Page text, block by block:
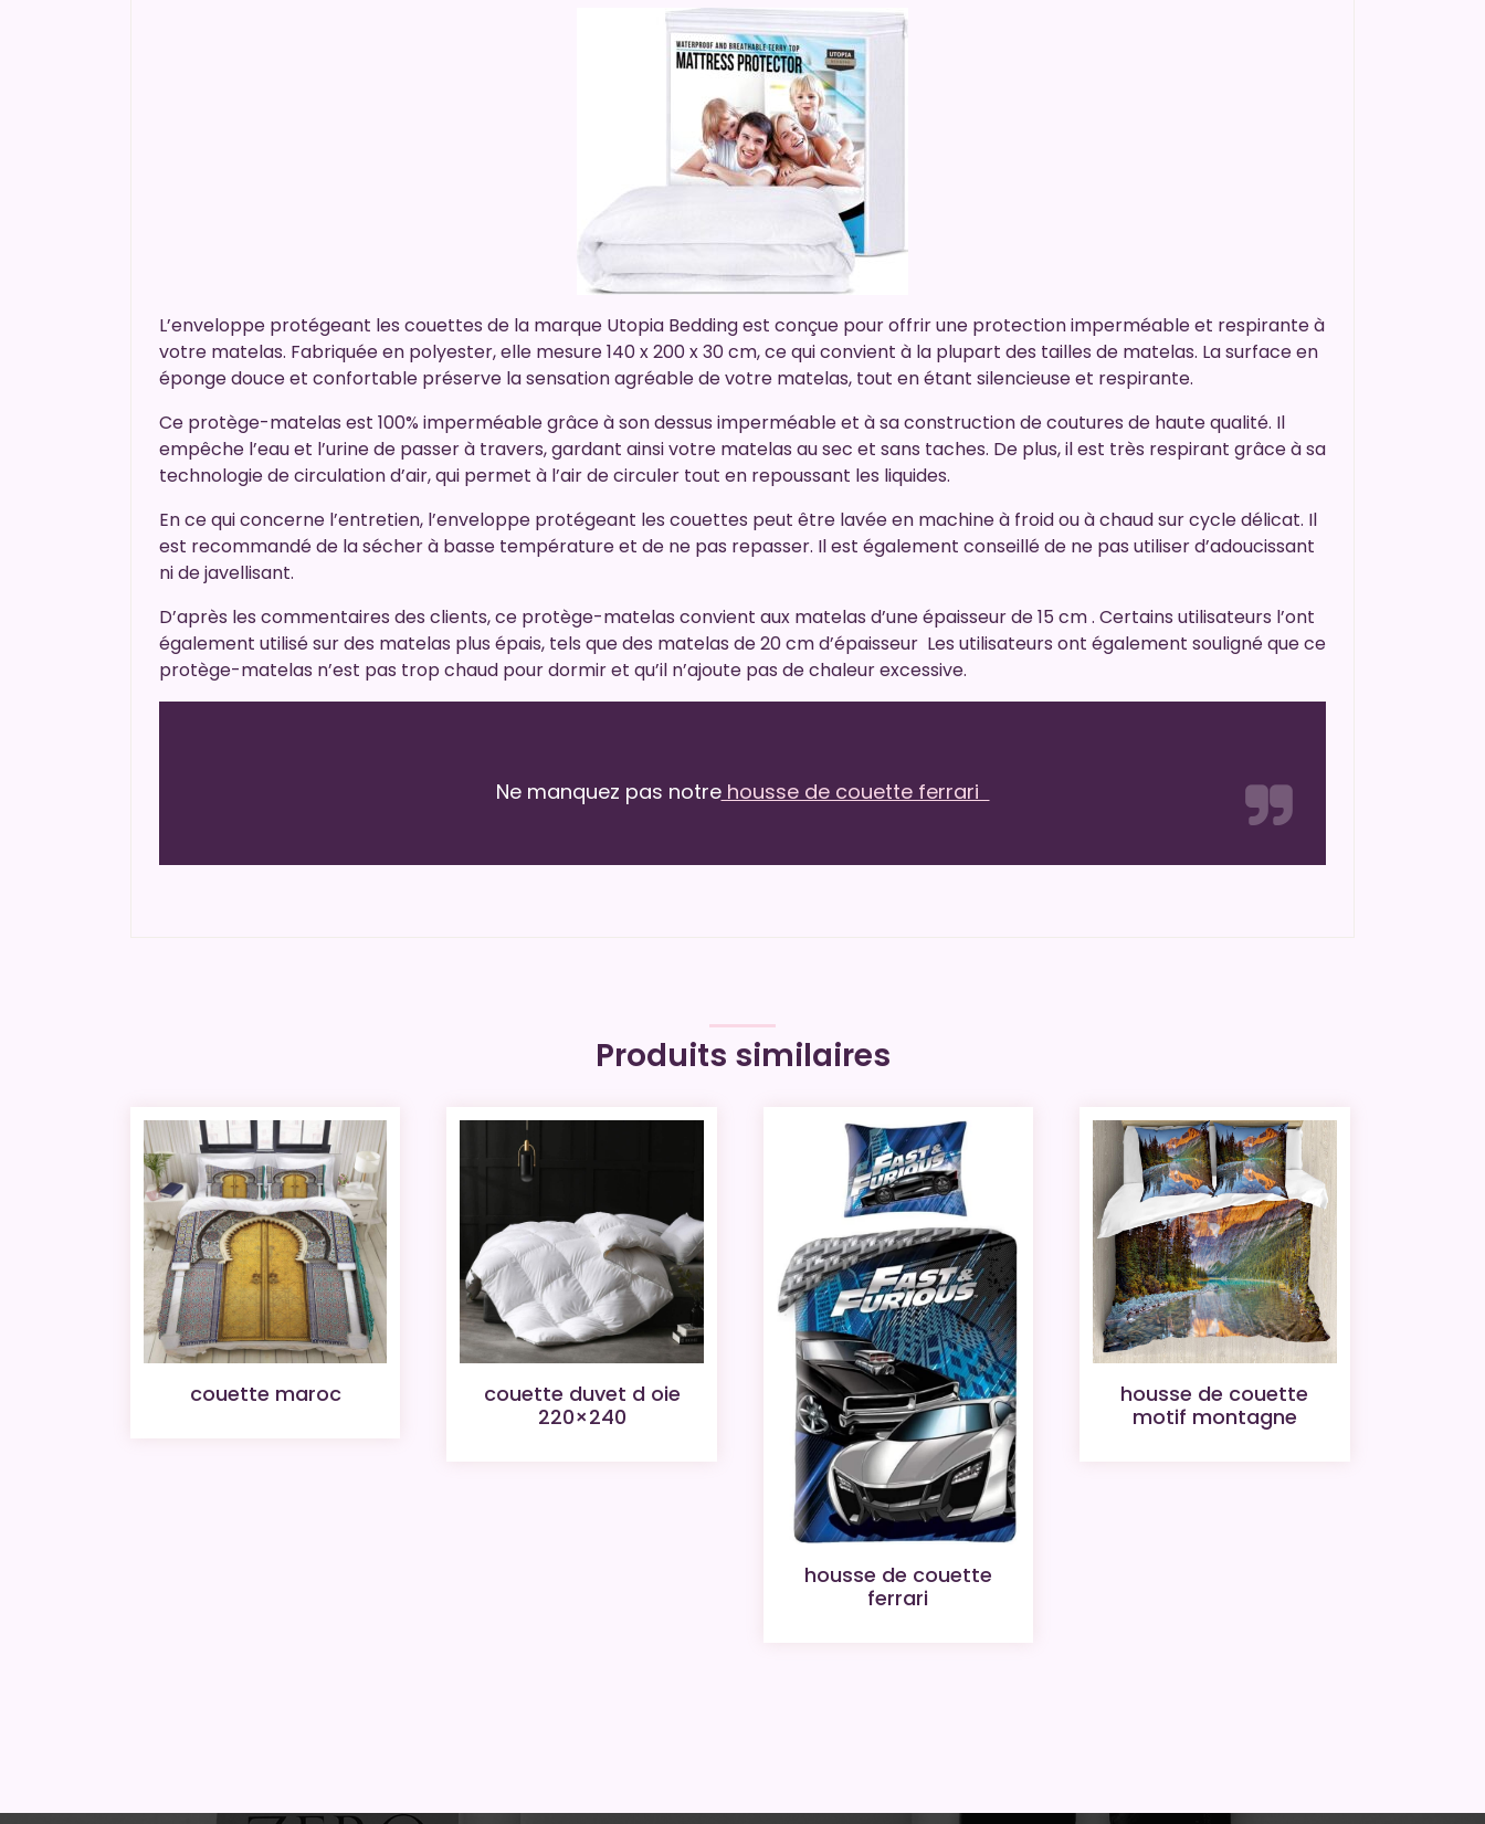
L’enveloppe protégeant les couettes de la marque Utopia Bedding est conçue pour offrir une protection imperméable et respirante à
votre matelas. Fabriquée en polyester, elle mesure 140 x 200 x 30 cm, ce qui convient à la plupart des tailles de matelas. La surface en
éponge douce et confortable préserve la sensation agréable de votre matelas, tout en étant silencieuse et respirante.
Ce protège-matelas est 100% imperméable grâce à son dessus imperméable et à sa construction de coutures de haute qualité. Il
empêche l’eau et l’urine de passer à travers, gardant ainsi votre matelas au sec et sans taches. De plus, il est très respirant grâce à sa
technologie de circulation d’air, qui permet à l’air de circuler tout en repoussant les liquides.
En ce qui concerne l’entretien, l’enveloppe protégeant les couettes peut être lavée en machine à froid ou à chaud sur cycle délicat. Il
est recommandé de la sécher à basse température et de ne pas repasser. Il est également conseillé de ne pas utiliser d’adoucissant
ni de javellisant.
D’après les commentaires des clients, ce protège-matelas convient aux matelas d’une épaisseur de 15 cm . Certains utilisateurs l’ont
également utilisé sur des matelas plus épais, tels que des matelas de 20 cm d’épaisseur Les utilisateurs ont également souligné que ce
protège-matelas n’est pas trop chaud pour dormir et qu’il n’ajoute pas de chaleur excessive.
Ne manquez pas notrehousse de couette ferrari
Produits similaires
couette maroc
couette duvet d oie
220×240
housse de couette
ferrari
housse de couette
motif montagne